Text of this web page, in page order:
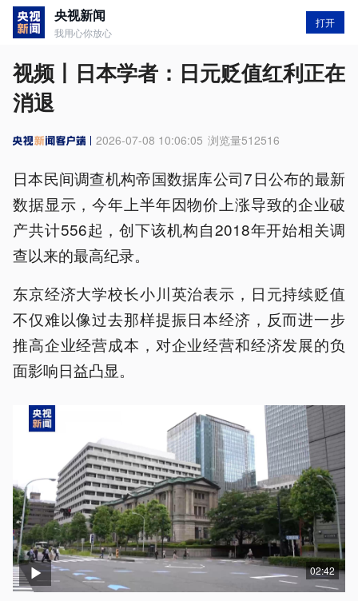
央视新闻
我用心你放心
打开
视频丨日本学者：日元贬值红利正在
消退
2026-07-08 10:06:05 浏览量512516
日本民间调查机构帝国数据库公司7日公布的最新
数据显示，今年上半年因物价上涨导致的企业破
产共计556起，创下该机构自2018年开始相关调
查以来的最高纪录。
东京经济大学校长小川英治表示，日元持续贬值
不仅难以像过去那样提振日本经济，反而进一步
推高企业经营成本，对企业经营和经济发展的负
面影响日益凸显。
02:42